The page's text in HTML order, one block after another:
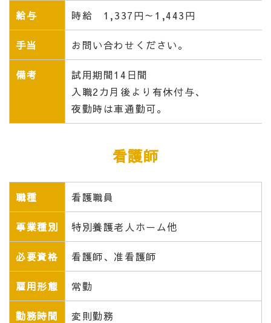
給与 時給 1,337円～1,443円
手当 お問い合わせください。
備考
試用期間14日間
入職2カ月後より有休付与、
夜勤時は車通勤可。
看護師
職種 看護職員
事業種別 特別養護老人ホーム他
必要資格 看護師、准看護師
雇用形態 常勤
勤務時間
変則勤務